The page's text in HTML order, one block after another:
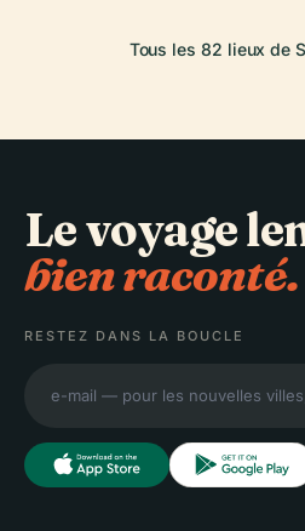
Tous les 82 lieux de
Le voyage
bien raconté.
RESTEZ DANS LA BOUCLE